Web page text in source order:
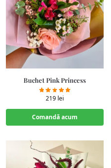
Buchet Pink Princess
219 lei
Comandă acum